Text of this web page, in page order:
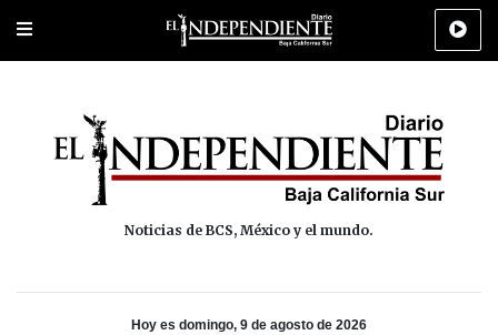
Portada Los Cabos Policiaca Deportes Cultura
Noticias de BCS, México y el mundo.
Hoy es domingo, 9 de agosto de 2026